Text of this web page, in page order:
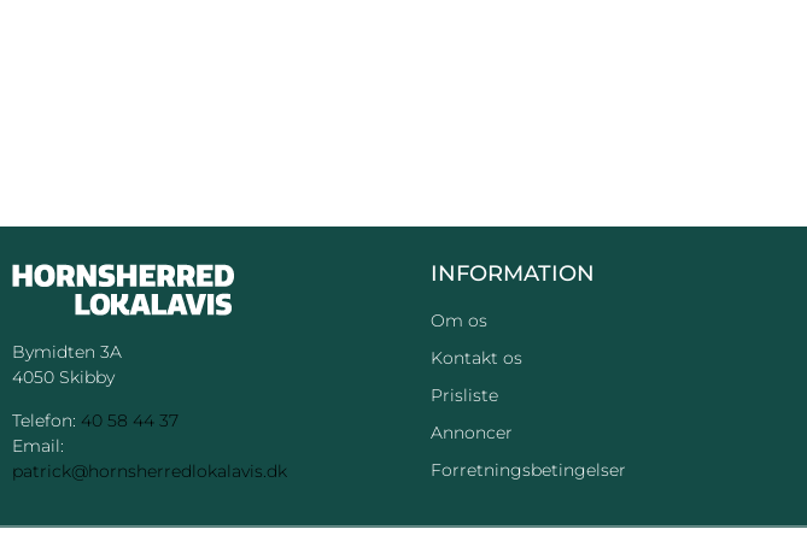
Bymidten 3A
4050 Skibby
Telefon: 40 58 44 37
Email:
patrick@hornsherredlokalavis.dk
INFORMATION
Om os
Kontakt os
Prisliste
Annoncer
Forretningsbetingelser